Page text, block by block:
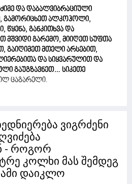
და დაბალვიბრაციული
გამორიცხეთ ალკოჰოლი,
წყენა, განკითხვა და
მშვიდი გარემო, მიიღეთ სუფთა
გაიღიმეთ მთელი არსებით,
და სიყვარულით და
გაუგზავნეთ… სიკეთე
ცაგარელი.
ვიგრძენი
- როგორ
კოლხი მას შემდეგ
დაიკლო